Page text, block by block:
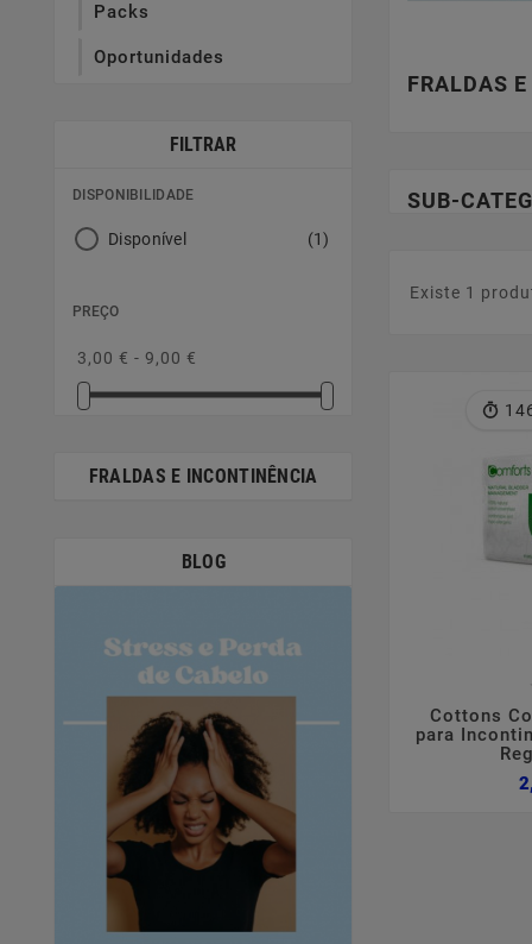
Packs
Oportunidades
FILTRAR
DISPONIBILIDADE
Disponível (1)
PREÇO
3,00 € - 9,00 €
FRALDAS E INCONTINÊNCIA
BLOG
FRALDAS
SUB-
Existe 1
Cottons
para